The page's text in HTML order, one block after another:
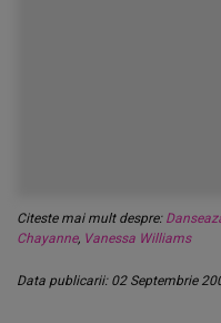
Citeste mai mult despre:
Chayanne, Vanessa Williams
Data publicarii: 02 Septembrie